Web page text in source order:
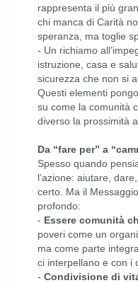
rappresenta il più
chi manca di Carità
speranza, ma toglie
- Un richiamo
istruzione, casa e
sicurezza che non si
Questi elementi
su come la comunità
diverso la prossimità
Da “fare per” a
Spesso quando
l’azione: aiutare,
certo. Ma il
profondo:
- Essere comunità
poveri come un
ma come parte
ci interpellano e con i
-Condivisione di